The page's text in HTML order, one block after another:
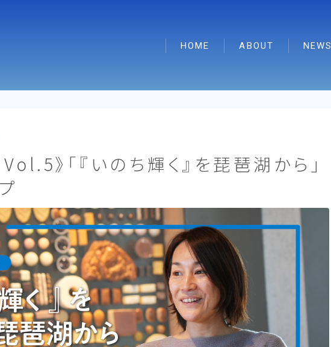
HOME ABOUT NEWS
》「『いのち輝く』を琵琶湖から」